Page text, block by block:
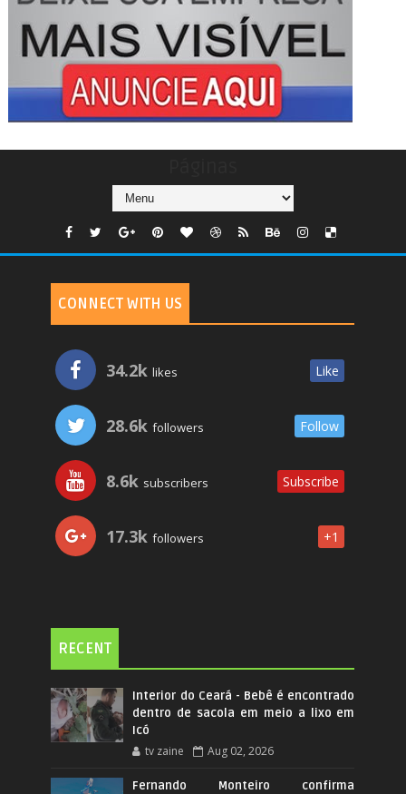
CONNECT WITH US
34.2k likes Like
28.6k followers Follow
8.6k subscribers Subscribe
17.3k followers +1
RECENT
Interior do Ceará - Bebê é encontrado
dentro de sacola em meio a lixo em
Icó
tv zaine Aug 02, 2026
Fernando Monteiro confirma